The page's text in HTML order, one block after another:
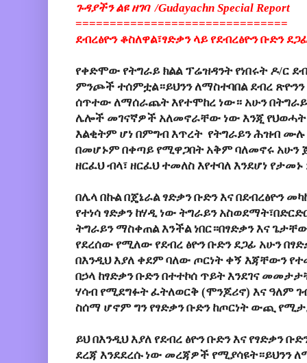
ጉዳያችን ልዩ ዘገባ /Gudayachn Special Report
===============================
ደብረፅዮን ቆስለዋል፣ፃድቃን ላይ የደብረፅዮን ቡድን
የቀድሞው የትግራይ ክልል ፕሬዝዳንት የነበሩት ዶ/ር
ምንጮች ተሰምቷል።ይህንን ለማስተባበል ደብረ
ሰጥተው ለማሰራጨት እየተሞከረ ነው። አሁን በትግራይ
ሌሎች መገናኛዎች አለመኖራቸው ነው እንጂ የህወሓት
እልቂትም ሆነ በምግብ እጥረት የትግራይን ሕዝብ
በመሆኑም በቀጣይ የሚዋጋበት አቅም ባለመኖሩ አሁን
ዘርፈህ ብላ፣ ዘርፈህ ተመለስ እየተባለ እንደሆነ
በሌላ በኩል በጄኔራል ፃድቃን ቡድን እና በደብረፅዮን
የተነሳ ፃድቃን ከሃዲ ነው ትግራይን
ትግራይን ማስቀጠል እንችል ነበር።በፃድቃን እና
የደረሰው የሚለው የደብረ ፅዮን ቡድን ደጋፊ አሁን
በእንዲህ እያለ ቀደም ባለው ጦርነት ቀኝ እጃቸውን
በኃላ ከፃድቃን ቡድን በተተኮሰ ጥይት እንደገና
ሃሳብ የሚደግፉት ፈትለወርቅ (ሞንጆሪኖ) እና ዓለም
ስሰማ ሆኖም ግን የፃድቃን ቡድን ከጦርነት ውጪ
ይህ በእንዲህ እያለ የደብረ ፅዮን ቡድን እና የፃድቃን
ደረጃ እንደደረሱ ነው መረጃዎች የሚያሳዩት።ይህንን